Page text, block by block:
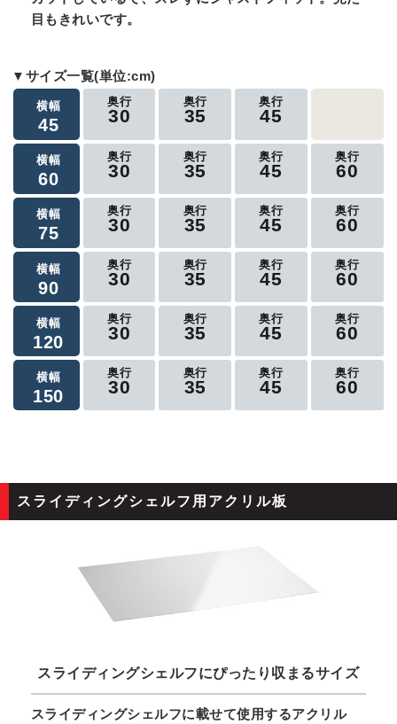
目もきれいです。
▼サイズ一覧(単位:cm)
横幅
45
奥行
30
奥行
35
奥行
45
横幅
60
奥行
30
奥行
35
奥行
45
奥行
60
横幅
75
奥行
30
奥行
35
奥行
45
奥行
60
横幅
90
奥行
30
奥行
35
奥行
45
奥行
60
横幅
120
奥行
30
奥行
35
奥行
45
奥行
60
横幅
150
奥行
30
奥行
35
奥行
45
奥行
60
スライディングシェルフ用アクリル板
スライディングシェルフにぴったり収まるサイズ
スライディングシェルフに載せて使用するアクリル